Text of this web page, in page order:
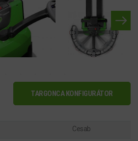
TARGONCA KONFIGURÁTOR
Cesab